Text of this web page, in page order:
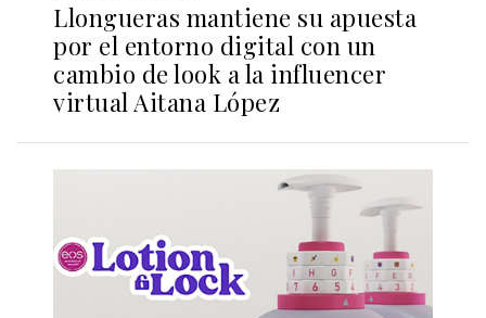
Llongueras mantiene su apuesta
por el entorno digital con un
cambio de look a la influencer
virtual Aitana López